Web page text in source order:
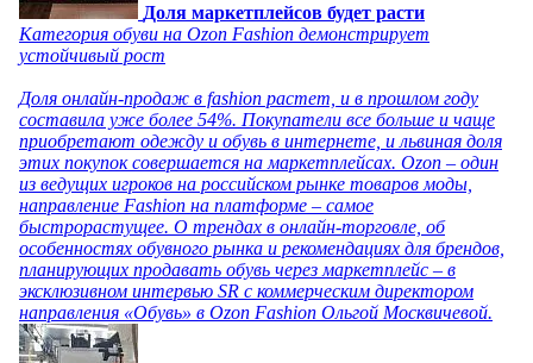
Доля маркетплейсов будет расти
Категория обуви на Ozon Fashion демонстрирует
устойчивый рост
Доля онлайн-продаж в fashion растет, и в прошлом году
составила уже более 54%. Покупатели все больше и чаще
приобретают одежду и обувь в интернете, и львиная доля
этих покупок совершается на маркетплейсах. Ozon – один
из ведущих игроков на российском рынке товаров моды,
направление Fashion на платформе – самое
быстрорастущее. О трендах в онлайн-торговле, об
особенностях обувного рынка и рекомендациях для брендов,
планирующих продавать обувь через маркетплейс – в
эксклюзивном интервью SR с коммерческим директором
направления «Обувь» в Ozon Fashion Ольгой Москвичевой.